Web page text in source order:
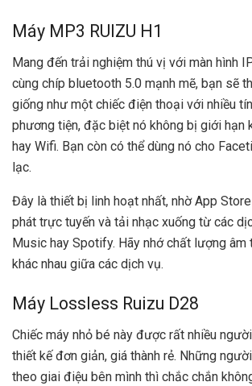
Máy MP3 RUIZU H1
Mang đến trải nghiệm thú vị với màn hình
cùng chíp bluetooth 5.0 mạnh mẽ, bạn sẽ
giống như một chiếc điện thoại với nhiều
phương tiện, đặc biệt nó không bị giới hạn
hay Wifi. Bạn còn có thể dùng nó cho
lạc.
Đây là thiết bị linh hoạt nhất, nhờ App
phát trực tuyến và tải nhạc xuống từ các
Music hay Spotify. Hãy nhớ chất lượng âm
khác nhau giữa các dịch vụ.
Máy Lossless Ruizu D28
Chiếc máy nhỏ bé này được rất nhiều
thiết kế đơn giản, giá thành rẻ. Những
theo giai điệu bên mình thì chắc chắn